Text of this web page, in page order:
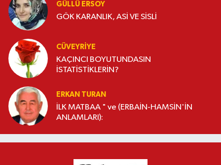
GÜLLÜ ERSOY
GÖK KARANLIK, ASİ VE SİSLİ
CÜVEYRIYE
KAÇINCI BOYUTUNDASIN
İSTATİSTİKLERİN?
ERKAN TURAN
İLK MATBAA " ve (ERBAİN-HAMSİN'İN
ANLAMLARI):